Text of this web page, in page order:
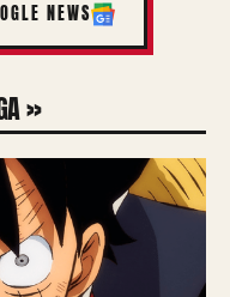
NEWS
»